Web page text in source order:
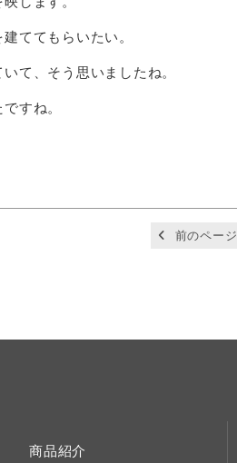
ててもらいたい。
て、そう思いましたね。
すね。
前のページ
商品紹介